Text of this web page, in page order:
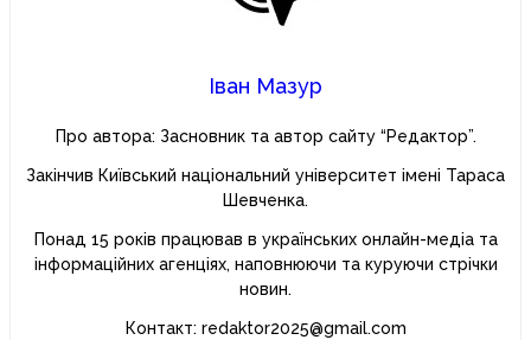
Іван Мазур
Про автора: Засновник та автор сайту “Редактор”.
Закінчив Київський національний університет імені Тараса
Шевченка.
Понад 15 років працював в українських онлайн-медіа та
інформаційних агенціях, наповнюючи та куруючи стрічки
новин.
Контакт: redaktor2025@gmail.com